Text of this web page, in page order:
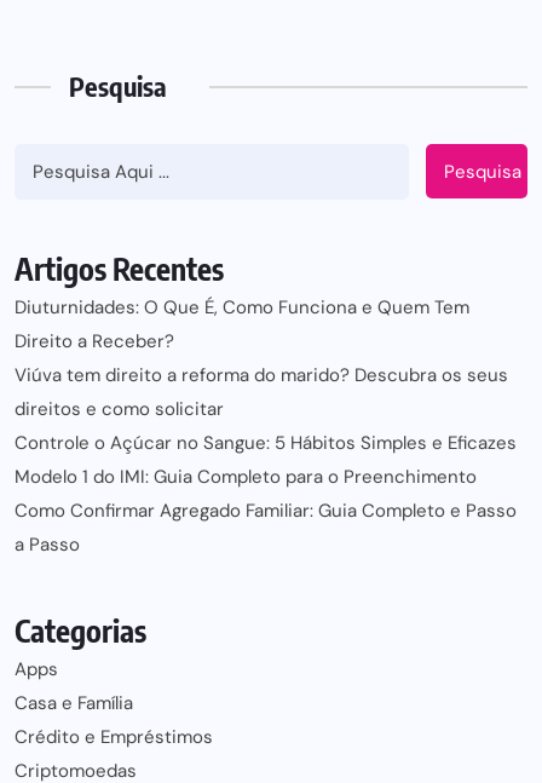
Pesquisa
Pesquisa
Artigos Recentes
Diuturnidades: O Que É, Como Funciona e Quem Tem
Direito a Receber?
Viúva tem direito a reforma do marido? Descubra os seus
direitos e como solicitar
Controle o Açúcar no Sangue: 5 Hábitos Simples e Eficazes
Modelo 1 do IMI: Guia Completo para o Preenchimento
Como Confirmar Agregado Familiar: Guia Completo e Passo
a Passo
Categorias
Apps
Casa e Família
Crédito e Empréstimos
Criptomoedas